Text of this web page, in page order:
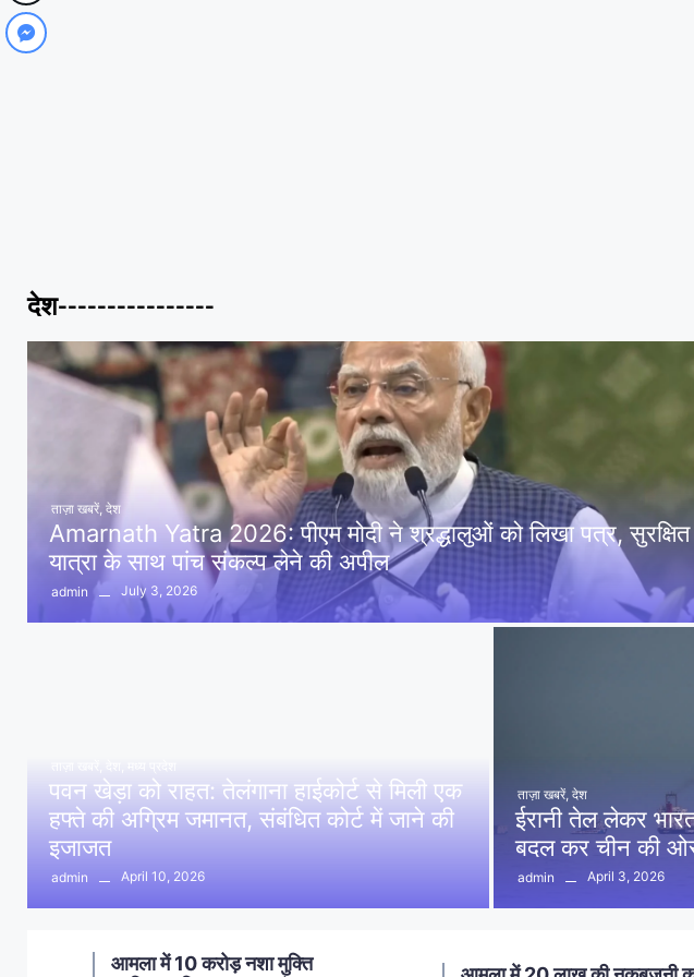
देश----------------
ताज़ा खबरें देश
Amarnath Yatra 2026: पीएम मोदी ने श्रद्धालुओं को लिखा पत्र, सुरक्षित
यात्रा के साथ पांच संकल्प लेने की अपील
admin July 3, 2026
पवन खेड़ा को राहत: तेलंगाना हाईकोर्ट से मिली एक
हफ्ते की अग्रिम जमानत, संबंधित कोर्ट में जाने की
इजाजत
admin April 10, 2026
ताज़ा खबरें, देश
ईरानी तेल लेकर
बदल कर चीन की
admin April 3, 2026
आमला में 10 करोड़ नशा मुक्ति